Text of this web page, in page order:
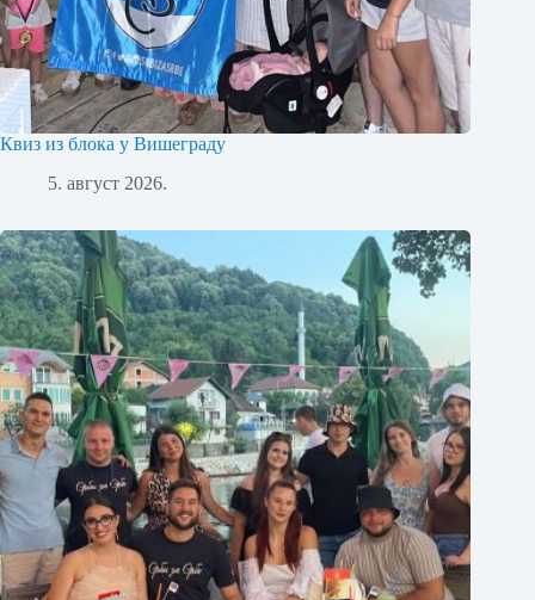
Квиз из блока у Вишеграду
5. август 2026.